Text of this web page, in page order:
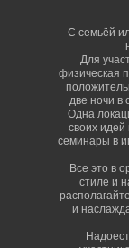
С семьёй
Для
физическая
две ночи в
Одна
своих
семинары в
Все это в
стиле и
и